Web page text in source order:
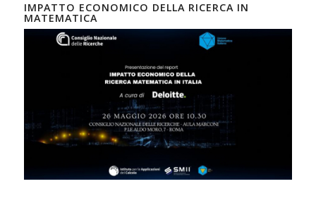
IMPATTO ECONOMICO DELLA RICERCA IN
MATEMATICA